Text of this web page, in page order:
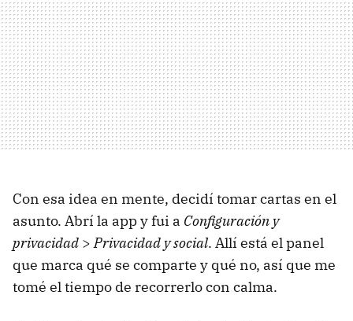
Con esa idea en mente, decidí tomar cartas en el
asunto. Abrí la app y fui a Configuración y
privacidad >Privacidad y social. Allí está el panel
que marca qué se comparte y qué no, así que me
tomé el tiempo de recorrerlo con calma.